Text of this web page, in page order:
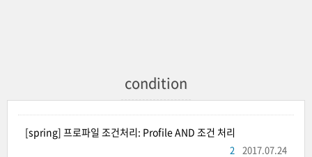
condition
[spring] 프로파일 조건처리: Profile AND 조건 처리
2017.07.24
2